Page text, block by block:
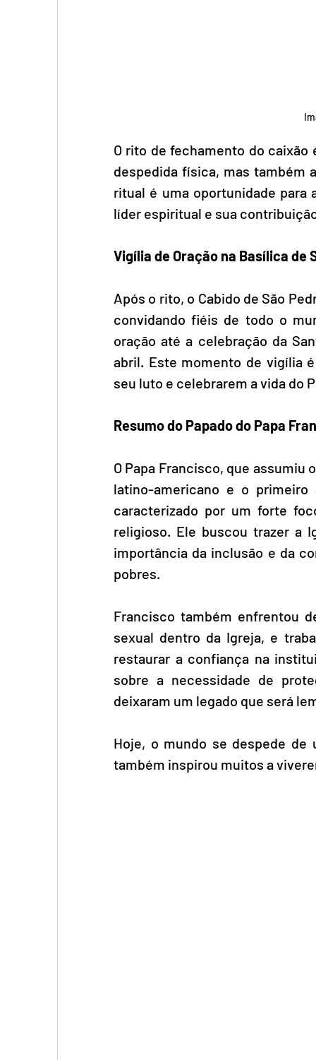
O rito de fechamento do
despedida física, mas também
ritual é uma oportunidade
líder espiritual e sua
Vigília de Oração na Basílica de
Após o rito, o Cabido de São
convidando fiéis de todo o
oração até a celebração da
abril. Este momento de vigília
seu luto e celebrarem a vida do
Resumo do Papadodo Papa
O Papa Francisco, que assumiu
latino-americano e o
caracterizado por um forte
religioso. Ele buscou trazer a
importância da inclusão e da
pobres.
Francisco também enfrentou
sexual dentro da Igreja, e
restaurar a confiança na
sobre a necessidade de
deixaram um legado que será
Hoje, o mundo se despede de
também inspirou muitos a